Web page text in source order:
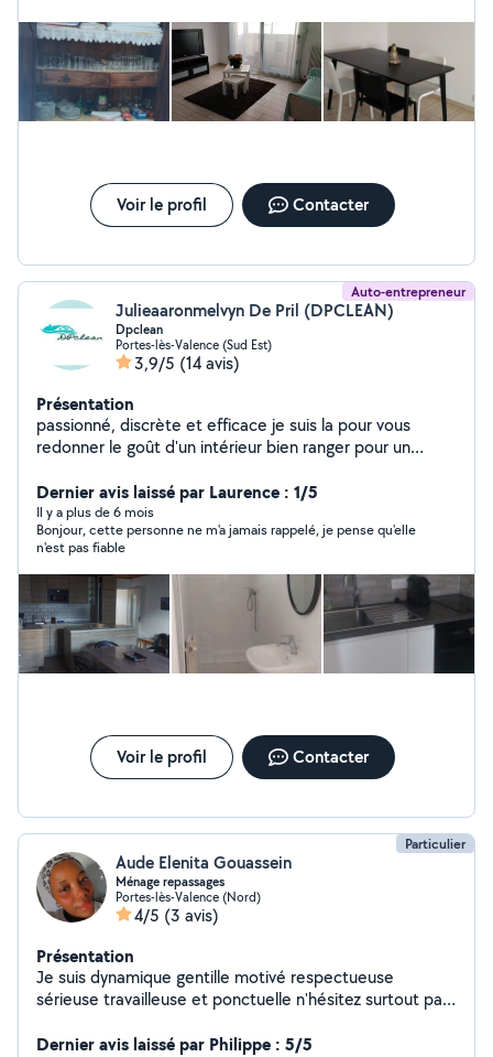
Voir le profil Contacter
Auto-entrepreneur
Julieaaronmelvyn De Pril (DPCLEAN)
Dpclean
Portes-lès-Valence (Sud Est)
3,9/5 (14 avis)
Présentation
passionné, discrète et efficace je suis la pour vous
redonner le goût d'un intérieur bien ranger pour un
Dernier avis laissé par Laurence : 1/5
Il y a plus de 6 mois
Bonjour, cette personne ne m'a jamais rappelé, je pense qu'elle
n'est pas fiable
Voir le profil Contacter
Particulier
Aude Elenita Gouassein
Ménage repassages
Portes-lès-Valence (Nord)
4/5 (3 avis)
Présentation
Je suis dynamique gentille motivé respectueuse
sérieuse travailleuse et ponctuelle n'hésitez surtout pas
Dernier avis laissé par Philippe : 5/5